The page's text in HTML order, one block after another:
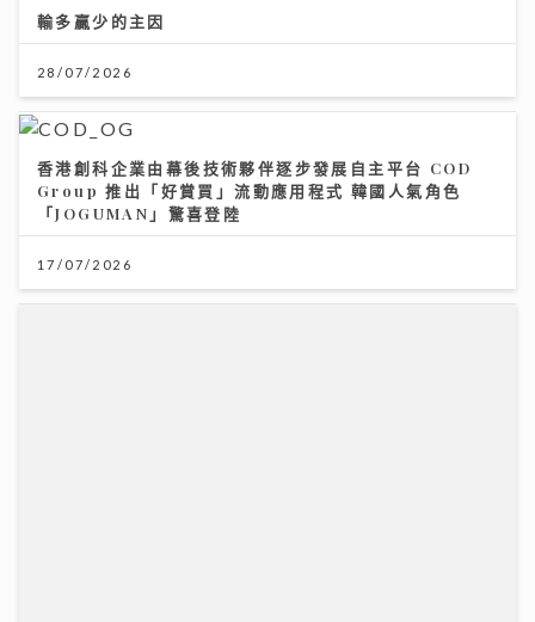
輸多贏少的主因
28/07/2026
香港創科企業由幕後技術夥伴逐步發展自主平台 COD
Group 推出「好賞買」流動應用程式 韓國人氣角色
「JOGUMAN」驚喜登陸
17/07/2026